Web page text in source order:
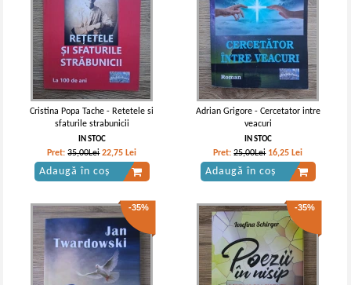
Cristina Popa Tache - Retetele si
sfaturile strabunicii
IN STOC
Pret:35,00Lei 22,75 Lei
Adaugă în coș
Adrian Grigore - Cercetator intre
veacuri
IN STOC
Pret:25,00Lei 16,25 Lei
Adaugă în coș
-35% -35%